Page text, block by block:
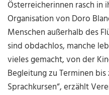
Österreicherinnen rasch in
Organisation von Doro
Menschen außerhalb des
sind obdachlos, manche
vieles gemacht, von der
Begleitung zu Terminen
Sprachkursen“, erzählt